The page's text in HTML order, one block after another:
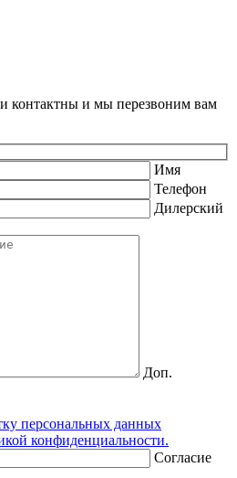
контактны и мы перезвоним вам
Имя
Телефон
Дилерский
Доп.
персональных данных
конфиденциальности.
Согласие